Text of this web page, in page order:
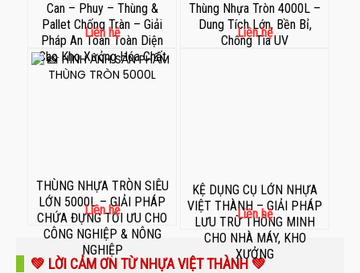
Can – Phuy – Thùng &
Pallet Chống Tràn – Giải
Pháp An Toàn Toàn Diện
Cho Kho Xưởng Hóa Chất
Liên hệ
Thùng Nhựa Tròn 4000L –
Dung Tích Lớn, Bền Bỉ,
Chống Tia UV
Liên hệ
THÙNG NHỰA TRÒN SIÊU
LỚN 5000L – GIẢI PHÁP
CHỨA ĐỰNG TỐI ƯU CHO
CÔNG NGHIỆP & NÔNG
NGHIỆP
Liên hệ
KỆ DỤNG CỤ LỚN NHỰA
VIỆT THÀNH – GIẢI PHÁP
LƯU TRỮ THÔNG MINH
CHO NHÀ MÁY, KHO
XƯỞNG
Liên hệ
💚 LỜI CẢM ƠN TỪ NHỰA VIỆT THÀNH 💚